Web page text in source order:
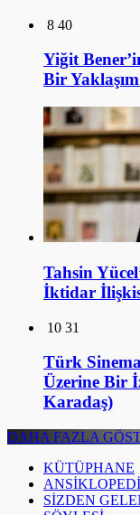
8 40
Yiğit
Bir
Tahsin
İktidar
10 31
Türk
Üzerine Bir
Karadaş)
DAHA FAZLA
KÜTÜPHANE
ANSİKLOPEDİ
SİZDEN